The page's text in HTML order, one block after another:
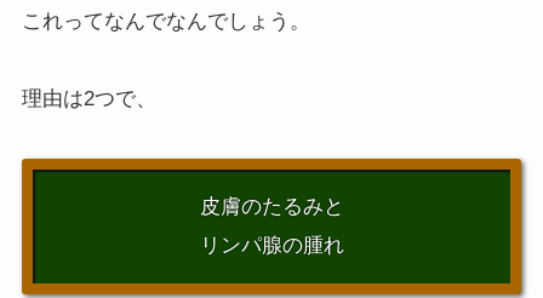
これってなんでなんでしょう。
理由は2つで、
皮膚のたるみと
リンパ腺の腫れ